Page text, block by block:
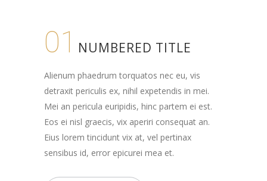
01 NUMBERED TITLE
Alienum phaedrum torquatos nec eu, vis
detraxit periculis ex, nihil expetendis in mei.
Mei an pericula euripidis, hinc partem ei est.
Eos ei nisl graecis, vix aperiri consequat an.
Eius lorem tincidunt vix at, vel pertinax
sensibus id, error epicurei mea et.